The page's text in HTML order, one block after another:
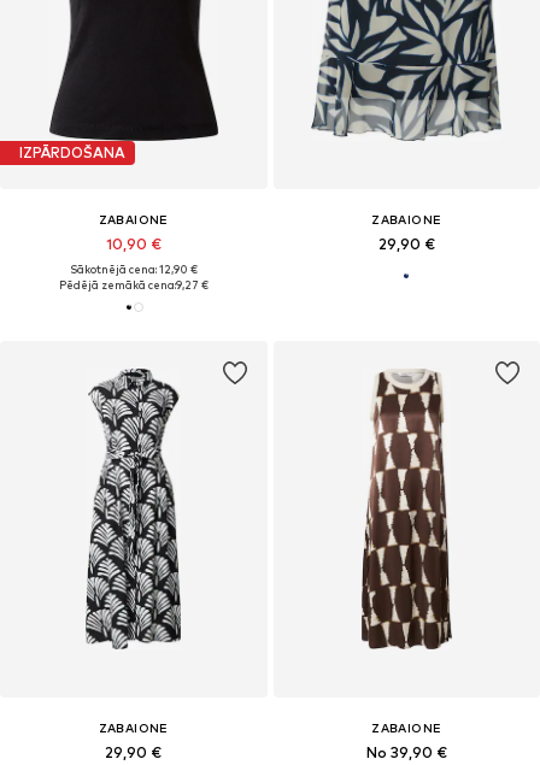
IZPĀRDOŠANA
ZABAIONE
10,90 €
Sākotnējā cena: 12,90 €
Pēdējā zemākā cena:9,27 €
ZABAIONE
29,90 €
ZABAIONE
29,90 €
ZABAIONE
No 39,90 €